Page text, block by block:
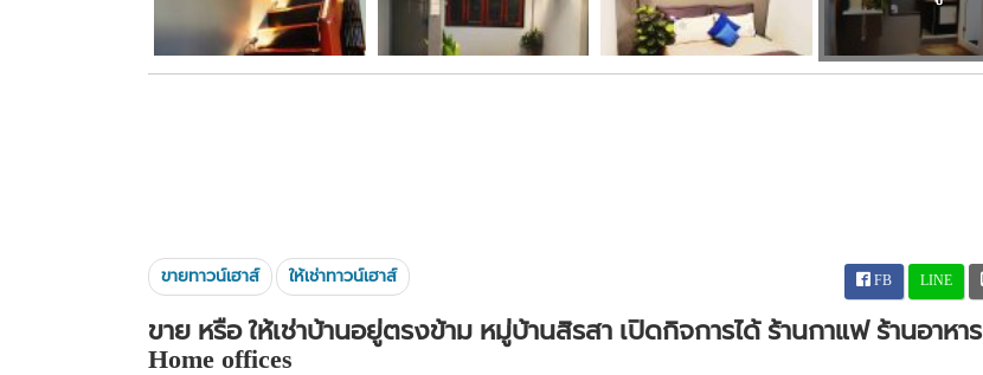
ขายทาวน์เฮาส์ ให้เช่าทาวน์เฮาส์ FB LINE
ขาย หรือ ให้เช่าบ้านอยู่ตรงข้าม หมู่บ้านสิรสา เปิดกิจการได้ ร้านกาแฟ ร้านอาหาร
Home offices